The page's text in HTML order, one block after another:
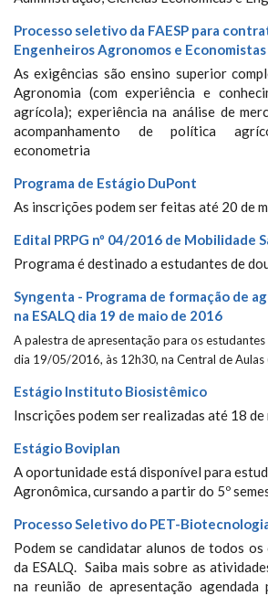
Processo seletivo da FAESP para
Engenheiros Agronomos e Economistas
As exigências são ensino superior
Agronomia (com experiência e
agrícola); experiência na análise de
acompanhamento de política
econometria
Programa de Estágio DuPont
As inscrições podem ser feitas até 20 de
Edital PRPG nº 04/2016 de Mobilidade
Programa é destinado a estudantes de
Syngenta - Programa de formação de
na ESALQ dia 19 de maio de 2016
A palestra de apresentação para os estudantes
dia 19/05/2016, às 12h30, na Central de Aulas
Estágio Instituto Biosistêmico
Inscrições podem ser realizadas até 18
Estágio Boviplan
A oportunidade está disponível para
Agronômica, cursando a partir do 5º
Processo Seletivo do PET-
Podem se candidatar alunos de todos os
da ESALQ. Saiba mais sobre as
na reunião de apresentação